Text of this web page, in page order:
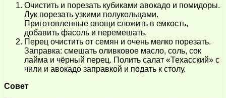
Очистить и порезать кубиками авокадо и помидоры.
Лук порезать узкими полукольцами.
Приготовленные овощи сложить в емкость,
добавить фасоль и перемешать.
Перец очистить от семян и очень мелко порезать.
Заправка: смешать оливковое масло, соль, сок
лайма и чёрный перец. Полить салат «Техасский» с
чили и авокадо заправкой и подать к столу.
Совет